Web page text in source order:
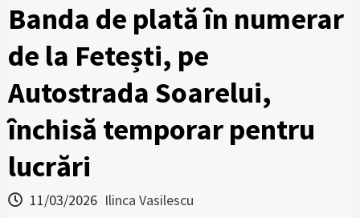
Banda de plată în numerar
de la Fetești, pe
Autostrada Soarelui,
închisă temporar pentru
lucrări
11/03/2026 Ilinca Vasilescu